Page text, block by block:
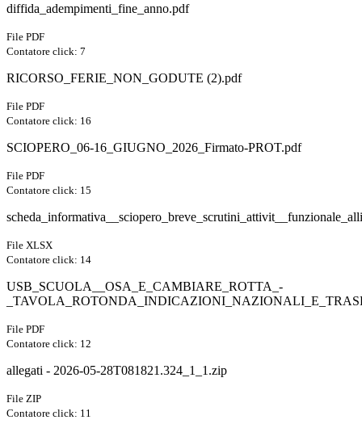
diffida_adempimenti_fine_anno.pdf
File PDF
Contatore click: 7
RICORSO_FERIE_NON_GODUTE (2).pdf
File PDF
Contatore click: 16
SCIOPERO_06-16_GIUGNO_2026_Firmato-PROT.pdf
File PDF
Contatore click: 15
File XLSX
Contatore click: 14
USB_SCUOLA__OSA_E_CAMBIARE_ROTTA_-
File PDF
Contatore click: 12
allegati - 2026-05-28T081821.324_1_1.zip
File ZIP
Contatore click: 11